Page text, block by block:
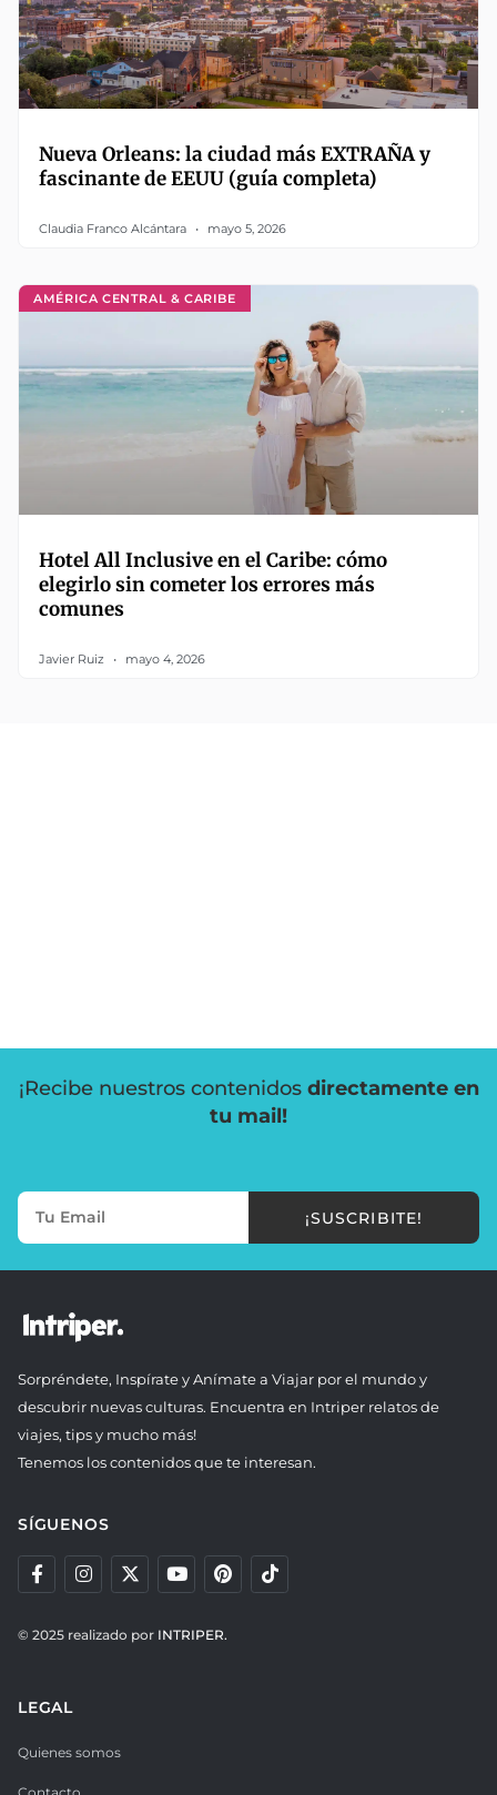
Nueva Orleans: la ciudad más EXTRAÑA y
fascinante de EEUU (guía completa)
Claudia Franco Alcántara mayo 5, 2026
AMÉRICA CENTRAL & CARIBE
Hotel All Inclusive en el Caribe: cómo
elegirlo sin cometer los errores más
comunes
Javier Ruiz mayo 4, 2026
¡Recibe nuestros contenidos directamente en
tu mail!
¡SUSCRIBITE!
Sorpréndete, Inspírate y Anímate a Viajar por el mundo y
descubrir nuevas culturas. Encuentra en Intriper relatos de
viajes, tips y mucho más!
Tenemos los contenidos que te interesan.
SÍGUENOS
© 2025 realizado por INTRIPER.
LEGAL
Quienes somos